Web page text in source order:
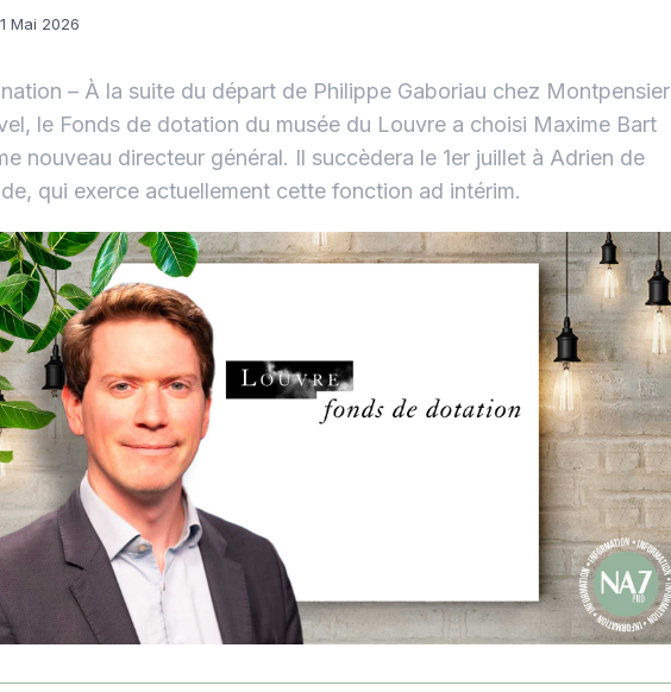
Mai 2026
– À la suite du départ de Philippe Gaboriau chez Montpensier
le Fonds de dotation du musée du Louvre a choisi Maxime Bart
nouveau directeur général. Il succèdera le 1er juillet à Adrien de
qui exerce actuellement cette fonction ad intérim.